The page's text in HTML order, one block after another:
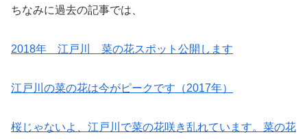
ちなみに過去の記事では、
2018年 江戸川 菜の花スポット公開します
江戸川の菜の花は今がピークです（2017年）
桜じゃないよ、江戸川で菜の花咲き乱れています。菜の花